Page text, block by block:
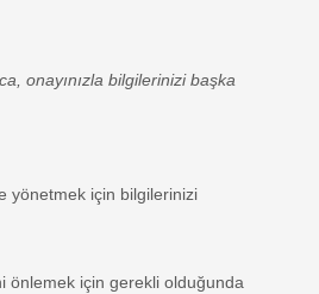
onayınızla bilgilerinizi başka
yönetmek için bilgilerinizi
önlemek için gerekli olduğunda